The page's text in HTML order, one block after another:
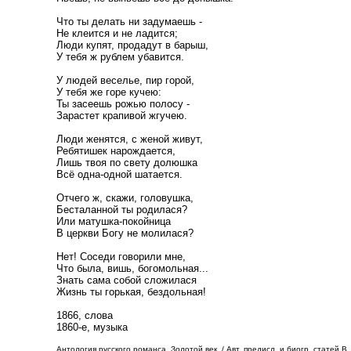
Что ты делать ни задумаешь -
Не клеится и не ладится;
Люди купят, продадут в барыш,
У тебя ж рублем убавится.
У людей веселье, пир горой,
У тебя же горе кучею:
Ты засеешь рожью полосу -
Зарастет крапивой жгучею.
Люди женятся, с женой живут,
Ребятишек нарождается,
Лишь твоя по свету долюшка
Всё одна-одной шатается.
Отчего ж, скажи, головушка,
Бесталанной ты родилася?
Или матушка-покойница
В церкви Богу не молилася?
Нет! Соседи говорили мне,
Что была, вишь, богомольная...
Знать сама собой сложилася
Жизнь ты горькая, бездольная!
1866, слова
1860-е, музыка
Антология русского романса. Золотой век. / Авт. предисл. и биогр. статей